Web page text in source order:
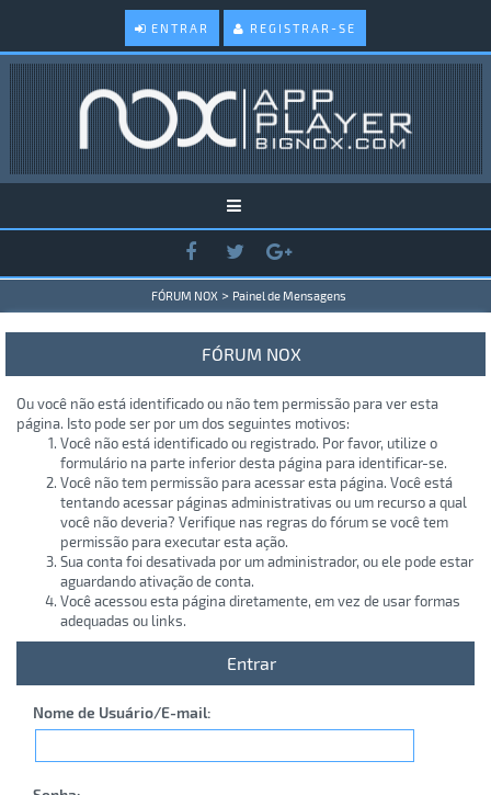
ENTRAR REGISTRAR-SE
FÓRUM NOX > Painel de Mensagens
FÓRUM NOX
Ou você não está identificado ou não tem permissão para ver esta
página. Isto pode ser por um dos seguintes motivos:
Você não está identificado ou registrado. Por favor, utilize o
formulário na parte inferior desta página para identificar-se.
Você não tem permissão para acessar esta página. Você está
tentando acessar páginas administrativas ou um recurso a qual
você não deveria? Verifique nas regras do fórum se você tem
permissão para executar esta ação.
Sua conta foi desativada por um administrador, ou ele pode estar
aguardando ativação de conta.
Você acessou esta página diretamente, em vez de usar formas
adequadas ou links.
Entrar
Nome de Usuário/E-mail: